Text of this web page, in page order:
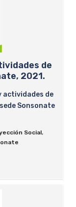
de
2021.
actividades de
Sonsonate
Social,